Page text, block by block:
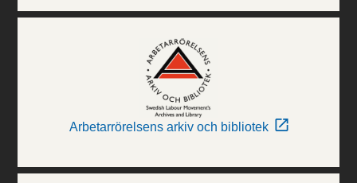
Arbetarrörelsens arkiv och bibliotek